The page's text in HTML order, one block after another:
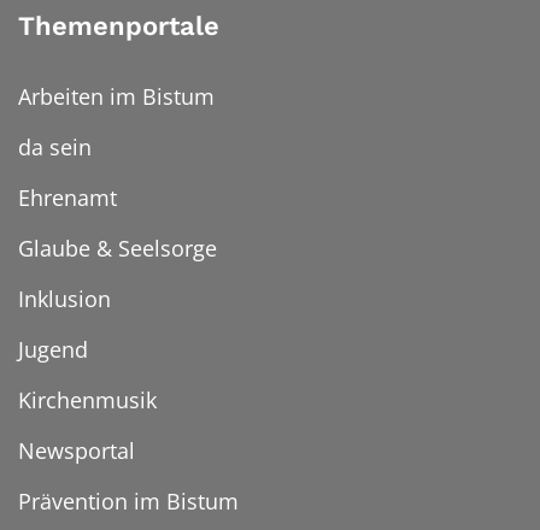
Themenportale
Arbeiten im Bistum
da sein
Ehrenamt
Glaube & Seelsorge
Inklusion
Jugend
Kirchenmusik
Newsportal
Prävention im Bistum